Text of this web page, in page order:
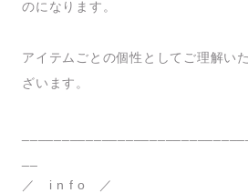
のになります。
アイテムごとの個性としてご理解い
ざいます。
／ i n f o ／